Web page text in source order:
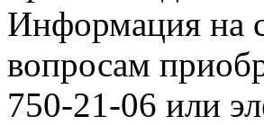
Информация на
вопросам
750-21-06 или